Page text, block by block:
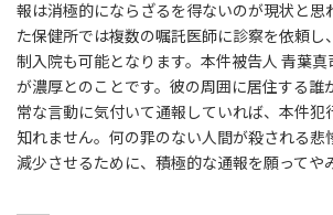
報は消極的にならざるを得ないのが現状と思
た保健所では複数の嘱託医師に診察を依頼し
制入院も可能となります。本件被告人 青葉
が濃厚とのことです。彼の周囲に居住する誰
常な言動に気付いて通報していれば、本件犯
知れません。何の罪のない人間が殺される悲
減少させるために、積極的な通報を願ってや